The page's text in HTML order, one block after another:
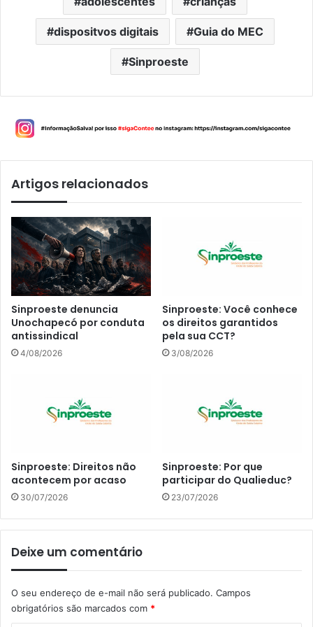
dispositvos digitais Guia do MEC
Sinproeste
Artigos relacionados
Sinproeste denuncia
Unochapecó por conduta
antissindical
4/08/2026
Sinproeste: Você conhece
os direitos garantidos
pela sua CCT?
3/08/2026
Sinproeste: Direitos não
acontecem por acaso
30/07/2026
Sinproeste: Por que
participar do Qualieduc?
23/07/2026
Deixe um comentário
O seu endereço de e-mail não será publicado. Campos
obrigatórios são marcados com *